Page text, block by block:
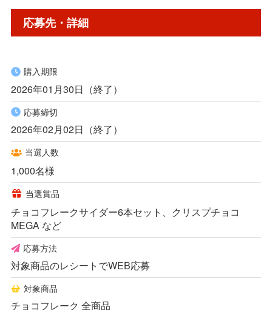
応募先・詳細
購入期限
2026年01月30日（終了）
応募締切
2026年02月02日（終了）
当選人数
1,000名様
当選賞品
チョコフレークサイダー6本セット、クリスプチョコ
MEGA など
応募方法
対象商品のレシートでWEB応募
対象商品
チョコフレーク 全商品